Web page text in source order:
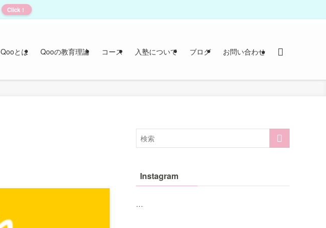
Click！
Qooとは Qooの教育理論 コース 入塾について ブログ お問い合わせ
Instagram
…